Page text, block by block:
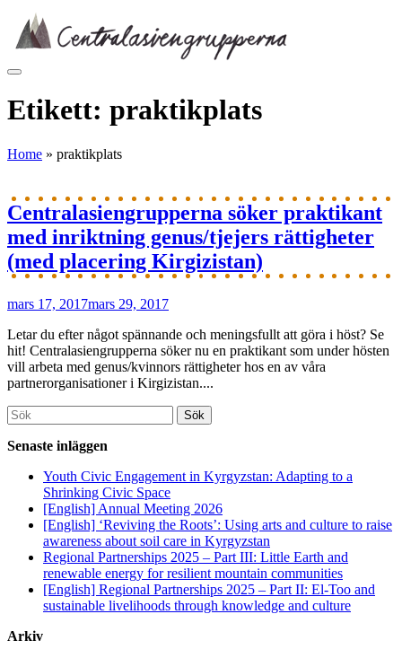
content
Etikett: praktikplats
Home » praktikplats
Centralasiengrupperna söker praktikant
med inriktning genus/tjejers rättigheter
(med placering Kirgizistan)
mars 17, 2017mars 29, 2017
Letar du efter något spännande och meningsfullt att göra i höst? Se
hit! Centralasiengrupperna söker nu en praktikant som under hösten
vill arbeta med genus/kvinnors rättigheter hos en av våra
partnerorganisationer i Kirgizistan....
Söka
efter...
Senaste inläggen
Youth Civic Engagement in Kyrgyzstan: Adapting to a
Shrinking Civic Space
[English] Annual Meeting 2026
[English] ‘Reviving the Roots’: Using arts and culture to raise
awareness about soil care in Kyrgyzstan
Regional Partnerships 2025 – Part III: Little Earth and
renewable energy for resilient mountain communities
[English] Regional Partnerships 2025 – Part II: El-Too and
sustainable livelihoods through knowledge and culture
Arkiv